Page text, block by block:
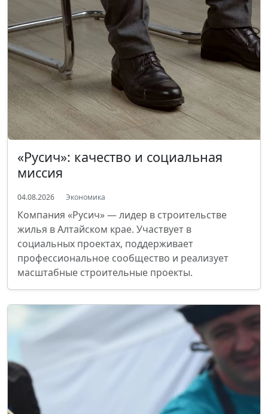
«Русич»: качество и социальная
миссия
04.08.2026 Экономика
Компания «Русич» — лидер в строительстве
жилья в Алтайском крае. Участвует в
социальных проектах, поддерживает
профессиональное сообщество и реализует
масштабные строительные проекты.